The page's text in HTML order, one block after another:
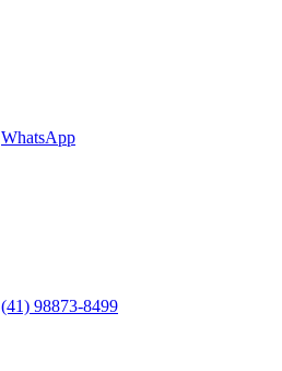
WhatsApp
(41) 98873-8499